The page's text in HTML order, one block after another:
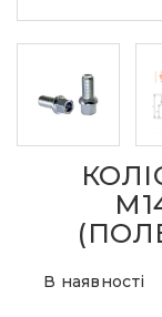
В наявності